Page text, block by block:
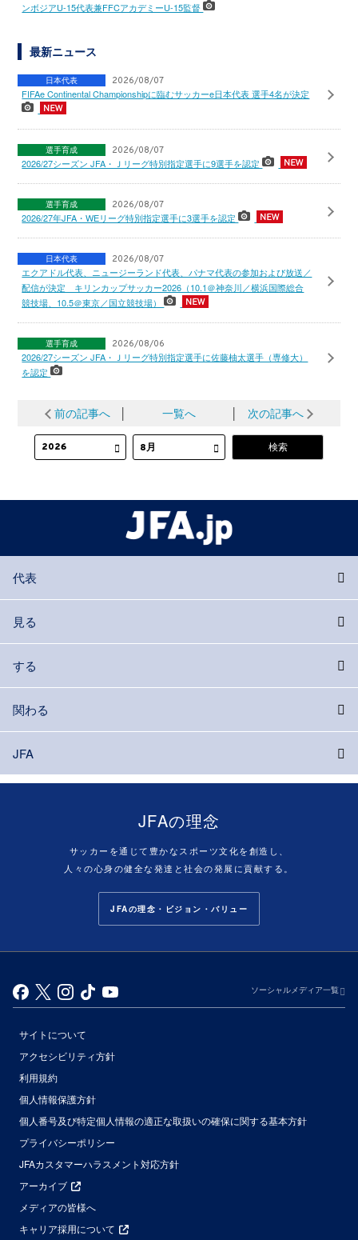
ンボジアU-15代表兼FFCアカデミーU-15監督
最新ニュース
日本代表 2026/08/07
FIFAe Continental Championshipに臨むサッカーe日本代表 選手4名が決定
選手育成 2026/08/07
2026/27シーズン JFA・Ｊリーグ特別指定選手に9選手を認定
選手育成 2026/08/07
2026/27年JFA・WEリーグ特別指定選手に3選手を認定
日本代表 2026/08/07
エクアドル代表、ニュージーランド代表、パナマ代表の参加および放送／
配信が決定 キリンカップサッカー2026（10.1＠神奈川／横浜国際総合
競技場、10.5＠東京／国立競技場）
選手育成 2026/08/06
2026/27シーズン JFA・Ｊリーグ特別指定選手に佐藤柚太選手（専修大）
を認定
前の記事へ 一覧へ 次の記事へ
代表
見る
する
関わる
JFA
JFAの理念
サッカーを通じて豊かなスポーツ文化を創造し、
人々の心身の健全な発達と社会の発展に貢献する。
JFAの理念・ビジョン・バリュー
ソーシャルメディア一覧
サイトについて
アクセシビリティ方針
利用規約
個人情報保護方針
個人番号及び特定個人情報の適正な取扱いの確保に関する基本方針
プライバシーポリシー
JFAカスタマーハラスメント対応方針
アーカイブ
メディアの皆様へ
キャリア採用について